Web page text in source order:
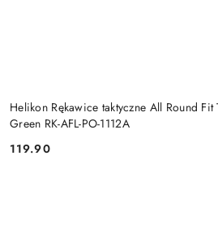
Helikon Rękawice taktyczne All Round
Green RK-AFL-PO-1112A
Cena:
119.90